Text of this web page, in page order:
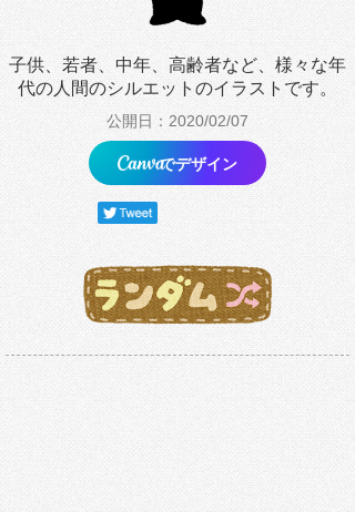
子供、若者、中年、高齢者など、様々な年
代の人間のシルエットのイラストです。
公開日：2020/02/07
でデザイン